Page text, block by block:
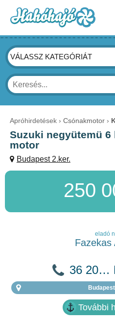
VÁLASSZ KATEGÓRIÁT
Apróhirdetések Csónakmotor
Suzuki negyütemü
motor
Budapest 2.ker.
250
eladó
Fazekas
36 20…
További